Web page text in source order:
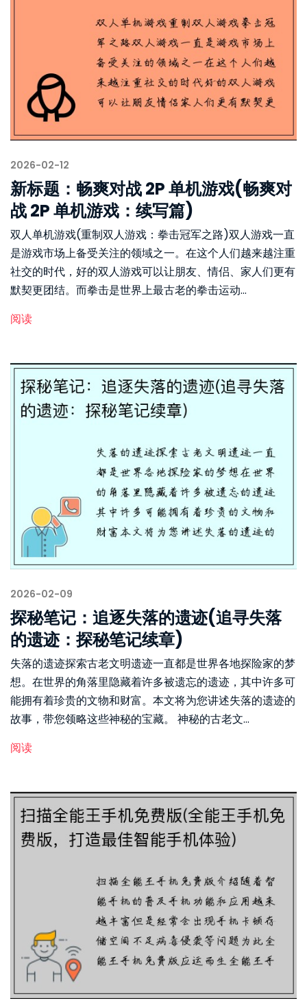
2026-02-12
新标题：畅爽对战 2P 单机游戏(畅爽对
战 2P 单机游戏：续写篇)
双人单机游戏(重制双人游戏：拳击冠军之路)双人游戏一直
是游戏市场上备受关注的领域之一。在这个人们越来越注重
社交的时代，好的双人游戏可以让朋友、情侣、家人们更有
默契更团结。而拳击是世界上最古老的拳击运动...
阅读
2026-02-09
探秘笔记：追逐失落的遗迹(追寻失落
的遗迹：探秘笔记续章)
失落的遗迹探索古老文明遗迹一直都是世界各地探险家的梦
想。在世界的角落里隐藏着许多被遗忘的遗迹，其中许多可
能拥有着珍贵的文物和财富。本文将为您讲述失落的遗迹的
故事，带您领略这些神秘的宝藏。 神秘的古老文...
阅读